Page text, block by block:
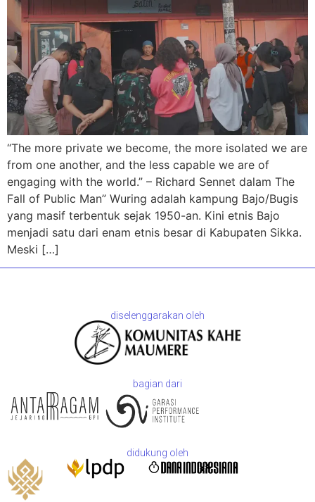
“The more private we become, the more isolated we are
from one another, and the less capable we are of
engaging with the world.” – Richard Sennet dalam The
Fall of Public Man” Wuring adalah kampung Bajo/Bugis
yang masif terbentuk sejak 1950-an. Kini etnis Bajo
menjadi satu dari enam etnis besar di Kabupaten Sikka.
Meski […]
diselenggarakan oleh
bagian dari
didukung oleh